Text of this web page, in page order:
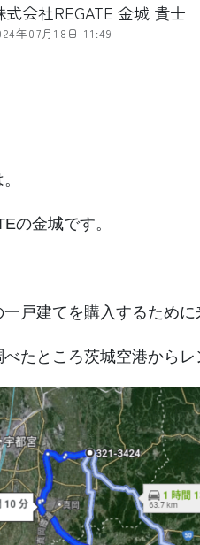
式会社REGATE 金城 貴士
年07月18日 11:49
の金城です。
戸建てを購入するために
たところ茨城空港からレ